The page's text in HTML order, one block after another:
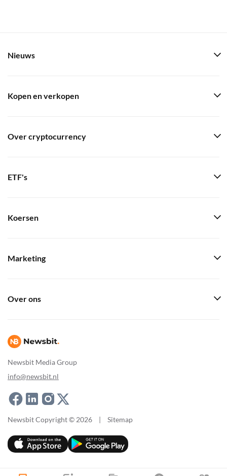
Newsbit Media Group
info@newsbit.nl
Nieuws
Kopen en verkopen
Over cryptocurrency
ETF's
Koersen
Marketing
Over ons
Newsbit Copyright © 2026 | Sitemap